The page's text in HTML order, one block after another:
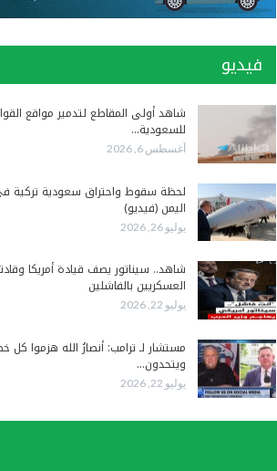
فيديو
شاهد أولى المقاطع لتدمير مواقع
للسعودية…
أغسطس 6, 2026
لحظة سقوط واحتراق سعودية تركية
اليمن (فيديو)
يوليو 26, 2026
شاهد.. سيناتور يصف قيادة أمريكا
العسكريين بالفاشلين
يوليو 22, 2026
مستشار لـ ترامب: أنصارُ الله هزموا
ويتحدون…
يوليو 22, 2026